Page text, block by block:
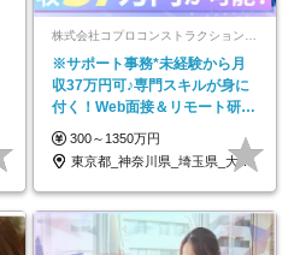
※サポート事務*未経験から月
収37万円可♪専門スキルが身に
付く！Web面接＆リモート研修
も充実♪/a
300～1350万円
東京都_神奈川県_埼玉県_大阪府_愛知県…